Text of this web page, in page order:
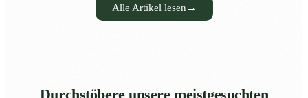
Alle Artikel lesen →
Durchstöbere unsere meistgesuchten